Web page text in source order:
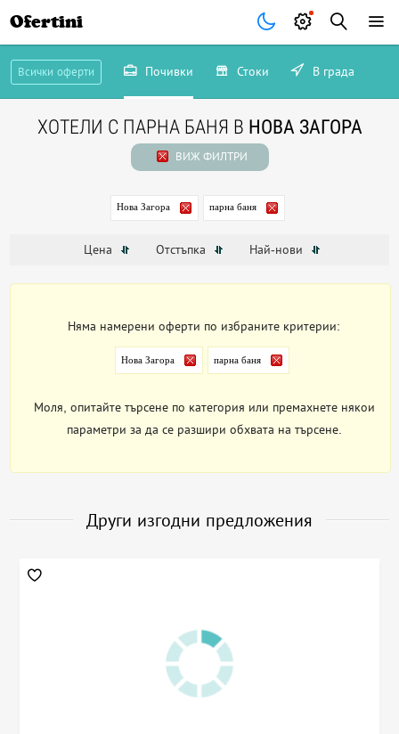
Ofertini
Всички оферти Почивки Стоки В града
ХОТЕЛИ С ПАРНА БАНЯ В НОВА ЗАГОРА
ВИЖ ФИЛТРИ
Нова Загора парна баня
Цена Отстъпка Най-нови
Няма намерени оферти по избраните критерии:
Нова Загора парна баня
Моля, опитайте търсене по категория или премахнете някои
параметри за да се разшири обхвата на търсене.
Други изгодни предложения